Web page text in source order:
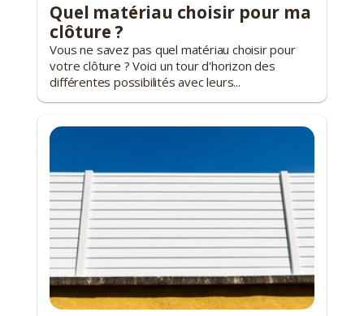
Quel matériau choisir pour ma
clôture ?
Vous ne savez pas quel matériau choisir pour
votre clôture ? Voici un tour d'horizon des
différentes possibilités avec leurs...